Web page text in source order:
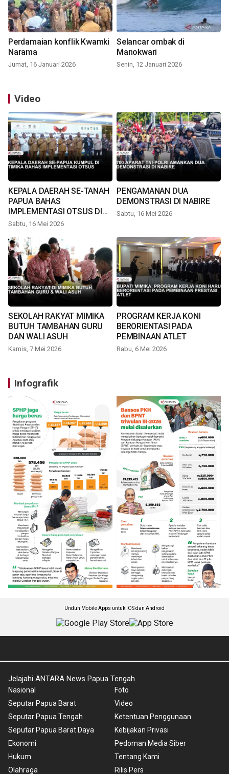
Perdamaian konflik Kwamki
Narama
Jumat, 16 Januari 2026
Selancar ombak di
Manokwari
Senin, 12 Januari 2026
Video
KEPALA DAERAH SE-TANAH
PAPUA BAHAS
IMPLEMENTASI OTSUS DI
TIMIKA
Sabtu, 16 Mei 2026
PENGAMANAN DUA
DEMONSTRASI DI NABIRE
Sabtu, 16 Mei 2026
SEKOLAH RAKYAT MIMIKA
BUTUH TAMBAHAN GURU
DAN WALI ASUH
Kamis, 7 Mei 2026
PROGRAM KERJA KONI
BERORIENTASI PADA
PEMBINAAN ATLET
Rabu, 6 Mei 2026
Infografik
Unduh Mobile Apps untuk iOS dan Android
Jelajahi ANTARA News Papua Tengah
Nasional
Seputar Papua Barat
Seputar Papua Tengah
Seputar Papua Barat Daya
Ekonomi
Hukum
Olahraga
Foto
Video
Ketentuan Penggunaan
Kebijakan Privasi
Pedoman Media Siber
Tentang Kami
Rilis Pers